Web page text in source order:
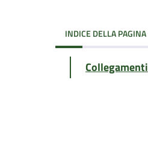
INDICE DELLA PAGINA
Collegamenti